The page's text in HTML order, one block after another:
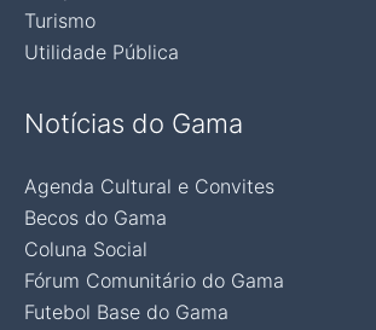
Turismo
Utilidade Pública
Notícias do Gama
Agenda Cultural e Convites
Becos do Gama
Coluna Social
Fórum Comunitário do Gama
Futebol Base do Gama